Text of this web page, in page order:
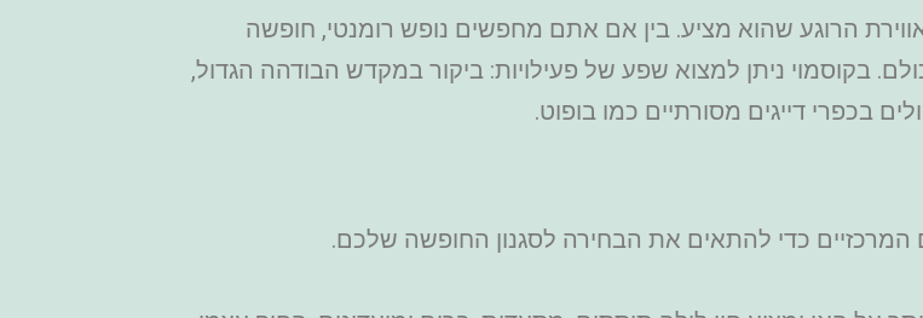
הרוגע שהוא מציע. בין אם אתם מחפשים נופש רומנטי, חופשה
בקוסמוי ניתן למצוא שפע של פעילויות: ביקור במקדש הבודהה הגדול,
בכפרי דייגים מסורתיים כמו בופוט.
כדי להתאים את הבחירה לסגנון החופשה שלכם.